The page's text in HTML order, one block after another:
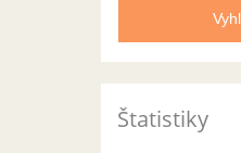
Štatistiky